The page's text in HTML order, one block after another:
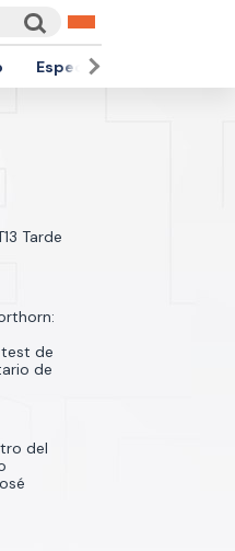
Espectáculos
Tarde
de
de
del